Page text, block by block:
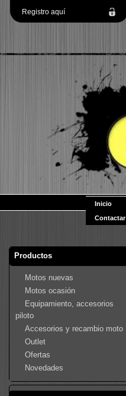
Registro aquí
Inicio
Contactar
Productos
Motos nuevas
Motos ocasión
Equipamiento, accesorios
piloto
Accesorios y recambio moto
Outlet
Ofertas
Novedades